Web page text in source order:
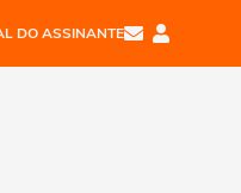
DO ASSINANTE